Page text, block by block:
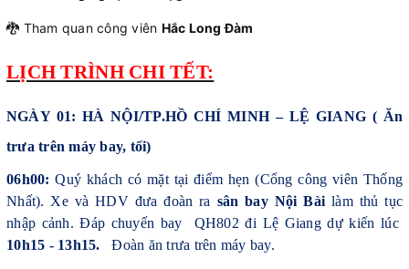
🐉 Tham quan công viên Hắc Long Đàm
LỊCH TRÌNH CHI TẾT:
NGÀY 01: HÀ NỘI/TP.HỒ CHÍ MINH – LỆ GIANG ( Ăn
trưa trên máy bay, tối)
06h00:Quý khách có mặt tại điểm hẹn (Cổng công viên Thống
Nhất). Xe và HDV đưa đoàn ra sân bay Nội Bài làm thủ tục
nhập cảnh. Đáp chuyến bay QH802 đi Lệ Giang dự kiến lúc
10h15 - 13h15.
Đoàn ăn trưa trên máy bay.